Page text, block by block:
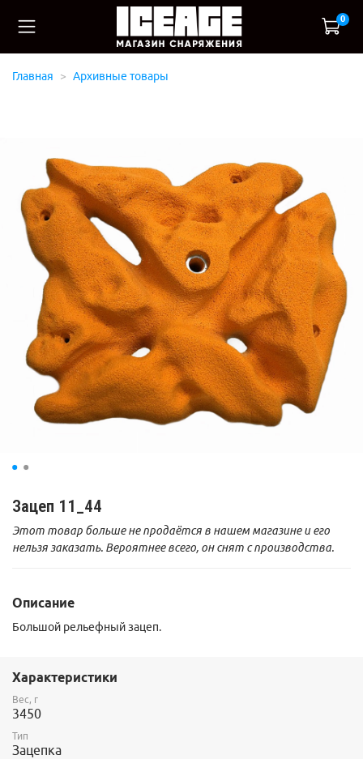
0
Главная Архивные товары
Зацеп 11_44
Этот товар больше не продаётся в нашем магазине и его
нельзя заказать. Вероятнее всего, он снят с производства.
Описание
Большой рельефный зацеп.
Характеристики
Вес, г
3450
Тип
Зацепка